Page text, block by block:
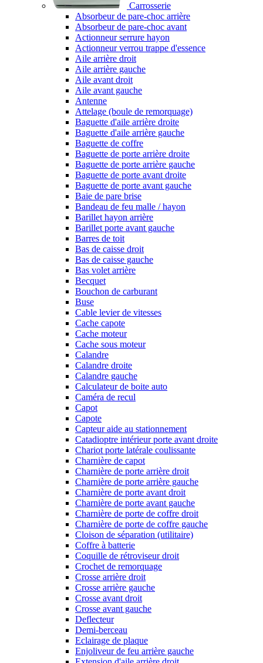
Carrosserie
Absorbeur de pare-choc arrière
Absorbeur de pare-choc avant
Actionneur serrure hayon
Actionneur verrou trappe d'essence
Aile arrière droit
Aile arrière gauche
Aile avant droit
Aile avant gauche
Antenne
Attelage (boule de remorquage)
Baguette d'aile arrière droite
Baguette d'aile arrière gauche
Baguette de coffre
Baguette de porte arrière droite
Baguette de porte arrière gauche
Baguette de porte avant droite
Baguette de porte avant gauche
Baie de pare brise
Bandeau de feu malle / hayon
Barillet hayon arrière
Barillet porte avant gauche
Barres de toit
Bas de caisse droit
Bas de caisse gauche
Bas volet arrière
Becquet
Bouchon de carburant
Buse
Cable levier de vitesses
Cache capote
Cache moteur
Cache sous moteur
Calandre
Calandre droite
Calandre gauche
Calculateur de boite auto
Caméra de recul
Capot
Capote
Capteur aide au stationnement
Catadioptre intérieur porte avant droite
Chariot porte latérale coulissante
Charnière de capot
Charnière de porte arrière droit
Charnière de porte arrière gauche
Charnière de porte avant droit
Charnière de porte avant gauche
Charnière de porte de coffre droit
Charnière de porte de coffre gauche
Cloison de séparation (utilitaire)
Coffre à batterie
Coquille de rétroviseur droit
Crochet de remorquage
Crosse arrière droit
Crosse arrière gauche
Crosse avant droit
Crosse avant gauche
Deflecteur
Demi-berceau
Eclairage de plaque
Enjoliveur de feu arrière gauche